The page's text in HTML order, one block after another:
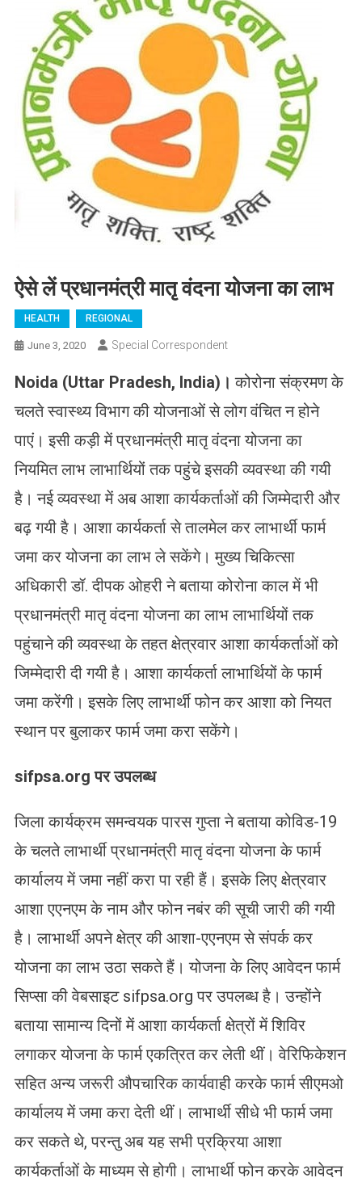
ऐसे लें प्रधानमंत्री मातृ वंदना योजना का लाभ
HEALTH REGIONAL
June 3, 2020 Special Correspondent
Noida (Uttar Pradesh, India) । कोरोना संक्रमण के
चलते स्वास्थ्य विभाग की योजनाओं से लोग वंचित न होने
पाएं। इसी कड़ी में प्रधानमंत्री मातृ वंदना योजना का
नियमित लाभ लाभार्थियों तक पहुंचे इसकी व्यवस्था की गयी
है। नई व्यवस्था में अब आशा कार्यकर्ताओं की जिम्मेदारी और
बढ़ गयी है। आशा कार्यकर्ता से तालमेल कर लाभार्थी फार्म
जमा कर योजना का लाभ ले सकेंगे। मुख्य चिकित्सा
अधिकारी डॉ. दीपक ओहरी ने बताया कोरोना काल में भी
प्रधानमंत्री मातृ वंदना योजना का लाभ लाभार्थियों तक
पहुंचाने की व्यवस्था के तहत क्षेत्रवार आशा कार्यकर्ताओं को
जिम्मेदारी दी गयी है। आशा कार्यकर्ता लाभार्थियों के फार्म
जमा करेंगी। इसके लिए लाभार्थी फोन कर आशा को नियत
स्थान पर बुलाकर फार्म जमा करा सकेंगे।
sifpsa.org पर उपलब्ध
जिला कार्यक्रम समन्वयक पारस गुप्ता ने बताया कोविड-19
के चलते लाभार्थी प्रधानमंत्री मातृ वंदना योजना के फार्म
कार्यालय में जमा नहीं करा पा रही हैं। इसके लिए क्षेत्रवार
आशा एएनएम के नाम और फोन नबंर की सूची जारी की गयी
है। लाभार्थी अपने क्षेत्र की आशा-एएनएम से संपर्क कर
योजना का लाभ उठा सकते हैं। योजना के लिए आवेदन फार्म
सिप्सा की वेबसाइट sifpsa.org पर उपलब्ध है। उन्होंने
बताया सामान्य दिनों में आशा कार्यकर्ता क्षेत्रों में शिविर
लगाकर योजना के फार्म एकत्रित कर लेती थीं। वेरिफिकेशन
सहित अन्य जरूरी औपचारिक कार्यवाही करके फार्म सीएमओ
कार्यालय में जमा करा देती थीं। लाभार्थी सीधे भी फार्म जमा
कर सकते थे, परन्तु अब यह सभी प्रक्रिया आशा
कार्यकर्ताओं के माध्यम से होगी। लाभार्थी फोन करके आवेदन